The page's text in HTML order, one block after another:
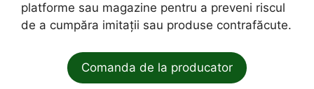
platforme sau magazine pentru a preveni riscul
de a cumpăra imitații sau produse contrafăcute.
Comanda de la producator